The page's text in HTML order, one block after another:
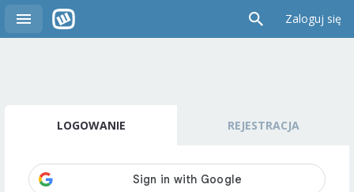
Zaloguj się
LOGOWANIE REJESTRACJA